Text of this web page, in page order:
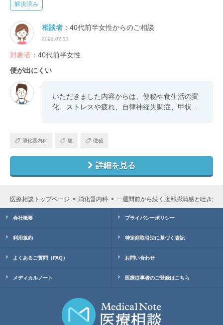
解決済み
相談者 ：40代前半女性からのご相談
2022.02.11
対象者 ：40代前半女性
便が出にくい
いただきました内容からは、便秘や食生活の変
化、ストレスや疲れ、自律神経失調症、甲状...
消化器内科 腹 便秘
詳細を見る
医療相談トップページ 消化器内科 一週間前から続く腹部膨満感と吐き気
会社概要 プライバシーポリシー
利用規約 特定商取引法に基づく表記
よくあるご質問（FAQ） お問い合わせ
メディカルノート 医療従事者のご登録はこちら